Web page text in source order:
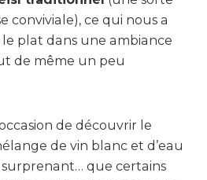
conviviale), ce qui nous a
plat dans une ambiance
de même un peu
de découvrir le
de vin blanc et d’eau
que certains